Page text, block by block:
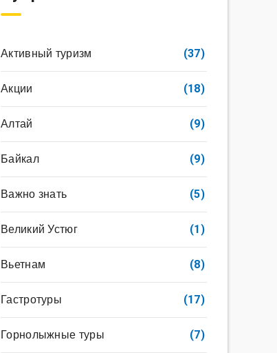
Активный туризм (37)
Акции (18)
Алтай (9)
Байкал (9)
Важно знать (5)
Великий Устюг (1)
Вьетнам (8)
Гастротуры (17)
Горнолыжные туры (7)